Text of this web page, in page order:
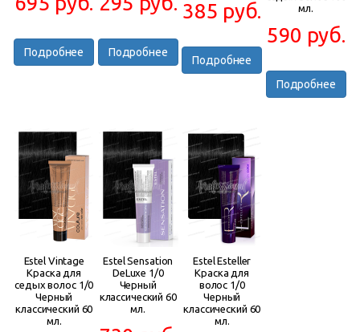
Подробнее Подробнее
385 руб.
Подробнее
мл.
590 руб.
Подробнее
Estel Vintage
Краска для
седых волос 1/0
Черный
классический 60
мл.
Estel Sensation
DeLuxe 1/0
Черный
классический 60
мл.
Estel Esteller
Краска для
волос 1/0
Черный
классический 60
мл.